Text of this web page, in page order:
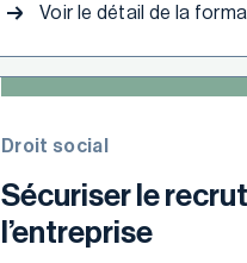
Voir le détail de la
Droit social
Sécuriser le
l’entreprise